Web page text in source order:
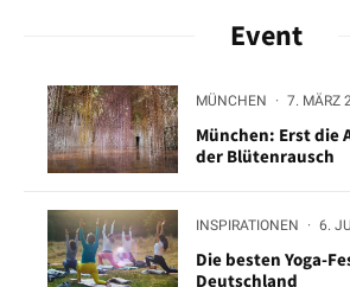
Event
MÜNCHEN · 7. MÄRZ
München: Erst die
der Blütenrausch
INSPIRATIONEN · 6.
Die besten Yoga-
Deutschland